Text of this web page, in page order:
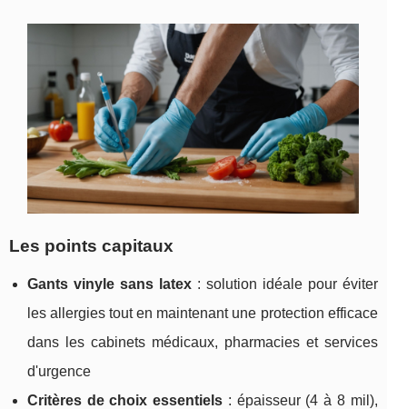
Les points capitaux
Gants vinyle sans latex: solution idéale pour éviter
les allergies tout en maintenant une protection efficace
dans les cabinets médicaux, pharmacies et services
d'urgence
Critères de choix essentiels : épaisseur (4 à 8 mil),